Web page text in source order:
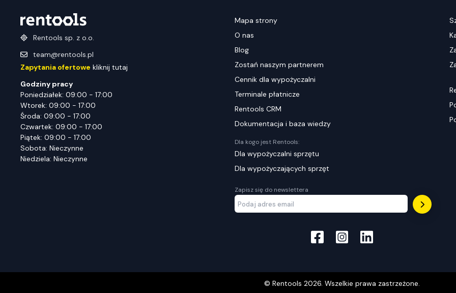
Rentools sp. z o.o.
team@rentools.pl
Zapytania ofertowe kliknij tutaj
Godziny pracy
Poniedziałek: 09:00 - 17:00
Wtorek: 09:00 - 17:00
Środa: 09:00 - 17:00
Czwartek: 09:00 - 17:00
Piątek: 09:00 - 17:00
Sobota: Nieczynne
Niedziela: Nieczynne
Mapa strony
O nas
Blog
Zostań naszym partnerem
Cennik dla wypożyczalni
Terminale płatnicze
Rentools CRM
Dokumentacja i baza wiedzy
Dla kogo jest Rentools:
Dla wypożyczalni sprzętu
Dla wypożyczających sprzęt
Zapisz się do newslettera
© Rentools 2026 . Wszelkie prawa zastrzeżone.